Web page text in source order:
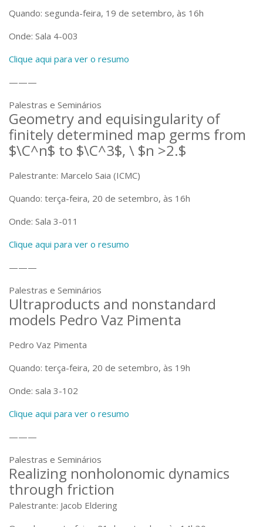
Apoio ao Estudante
RH, Administrativo e Financeiro
Assessorias e Mídias
Aplicativos e Sites
Jornal da USP
Agenda de Eventos
Defesa de Teses
Quando: segunda-feira, 19 de setembro, às 16h
Onde: Sala 4-003
Clique aqui para ver o resumo
———
Palestras e Seminários
Geometry and equisingularity of
finitely determined map germs from
$\C^n$ to $\C^3$, \ $n >2.$
Palestrante: Marcelo Saia (ICMC)
Quando: terça-feira, 20 de setembro, às 16h
Onde: Sala 3-011
Clique aqui para ver o resumo
———
Palestras e Seminários
Ultraproducts and nonstandard
models Pedro Vaz Pimenta
Pedro Vaz Pimenta
Quando: terça-feira, 20 de setembro, às 19h
Onde: sala 3-102
Clique aqui para ver o resumo
———
Palestras e Seminários
Realizing nonholonomic dynamics
through friction
Palestrante: Jacob Eldering